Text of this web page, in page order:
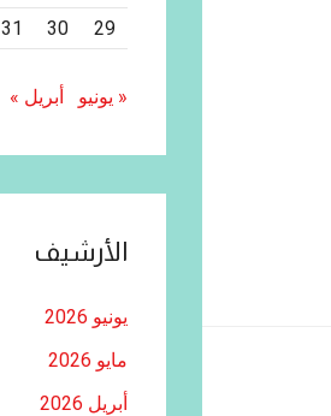
29
30
31
« يونيو أبريل »
الأرشيف
يونيو 2026
مايو 2026
أبريل 2026